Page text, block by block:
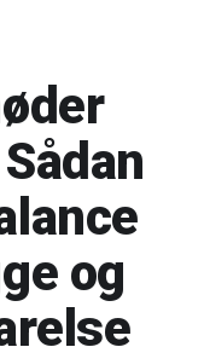
og